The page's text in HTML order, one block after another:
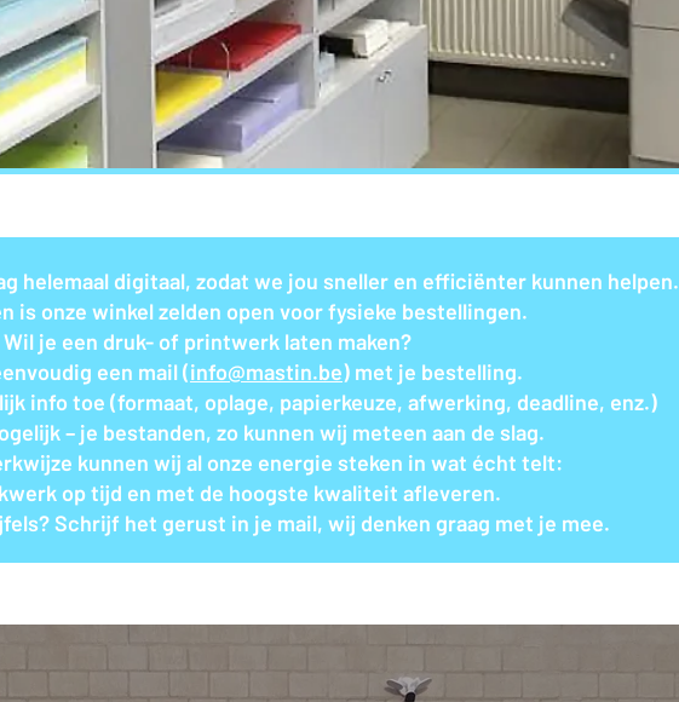
helemaal digitaal, zodat we jou sneller en efficiënter kunnen helpen.
is onze winkel zelden open voor fysieke bestellingen.
Wil je een druk- of printwerk laten maken?
een mail (info@mastin.be) met je bestelling.
info toe (formaat, oplage, papierkeuze, afwerking, deadline, enz.)
– je bestanden, zo kunnen wij meteen aan de slag.
kunnen wij al onze energie steken in wat écht telt:
op tijd en met de hoogste kwaliteit afleveren.
Schrijf het gerust in je mail, wij denken graag met je mee.